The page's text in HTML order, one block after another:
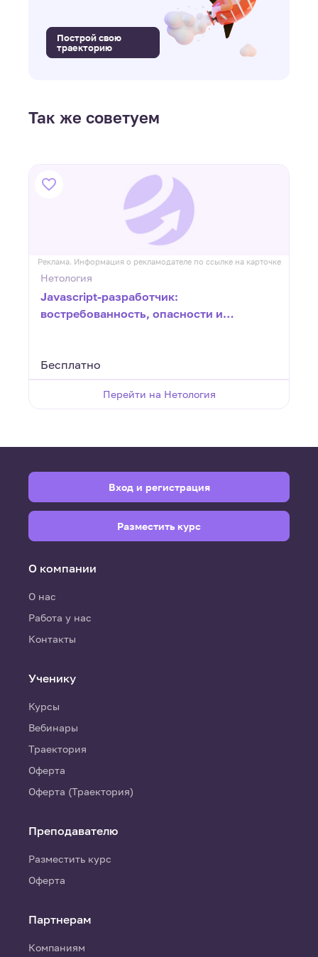
Построй свою
траекторию
Так же советуем
Реклама. Информация о рекламодателе по ссылке на карточке
Нетология
Javascript-разработчик:
востребованность, опасности и
Бесплатно
Перейти на Нетология
О компании
О нас
Работа у нас
Контакты
Ученику
Курсы
Вебинары
Траектория
Оферта
Оферта (Траектория)
Преподавателю
Разместить курс
Оферта
Партнерам
Компаниям
Вход и регистрация
Разместить курс